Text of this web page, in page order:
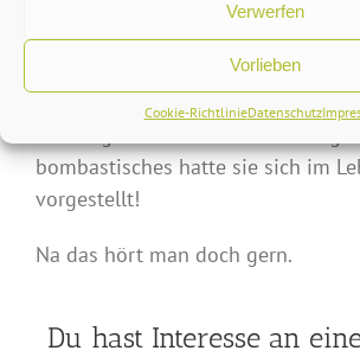
Verwerfen
Vorlieben
Cookie-RichtlinieDatenschutz
Die Reitherrin fiel mir um den Hals
anschließend, dass sie von meiner
bombastisches hatte sie sich im
vorgestellt!
Na das hört man doch gern.
Du hast Interesse an